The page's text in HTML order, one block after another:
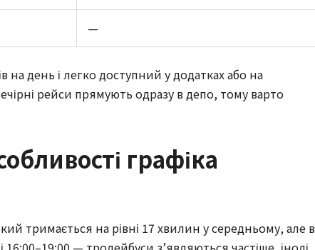
—
день і легко доступний у додатках або на
рейси прямують одразу в депо, тому варто
графіка
тримається на рівні 17 хвилин у середньому, але в